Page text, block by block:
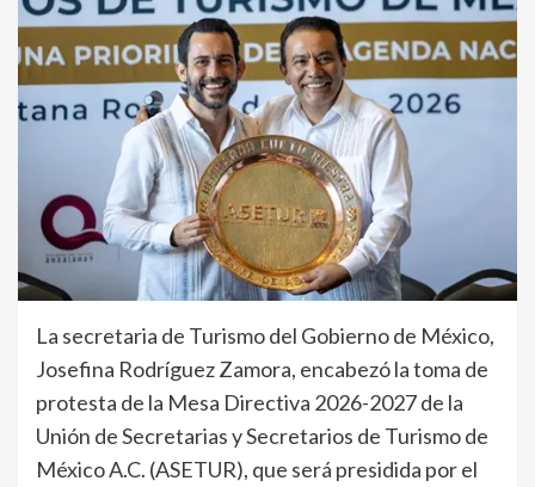
La secretaria de Turismo del Gobierno de México,
Josefina Rodríguez Zamora, encabezó la toma de
protesta de la Mesa Directiva 2026-2027 de la
Unión de Secretarias y Secretarios de Turismo de
México A.C. (ASETUR), que será presidida por el